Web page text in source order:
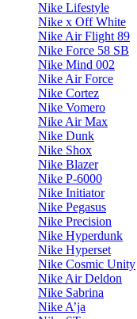
Nike Lifestyle
Nike x Off White
Nike Air Flight 89
Nike Force 58 SB
Nike Mind 002
Nike Air Force
Nike Cortez
Nike Vomero
Nike Air Max
Nike Dunk
Nike Shox
Nike Blazer
Nike P-6000
Nike Initiator
Nike Pegasus
Nike Precision
Nike Hyperdunk
Nike Hyperset
Nike Cosmic Unity
Nike Air Deldon
Nike Sabrina
Nike A’ja